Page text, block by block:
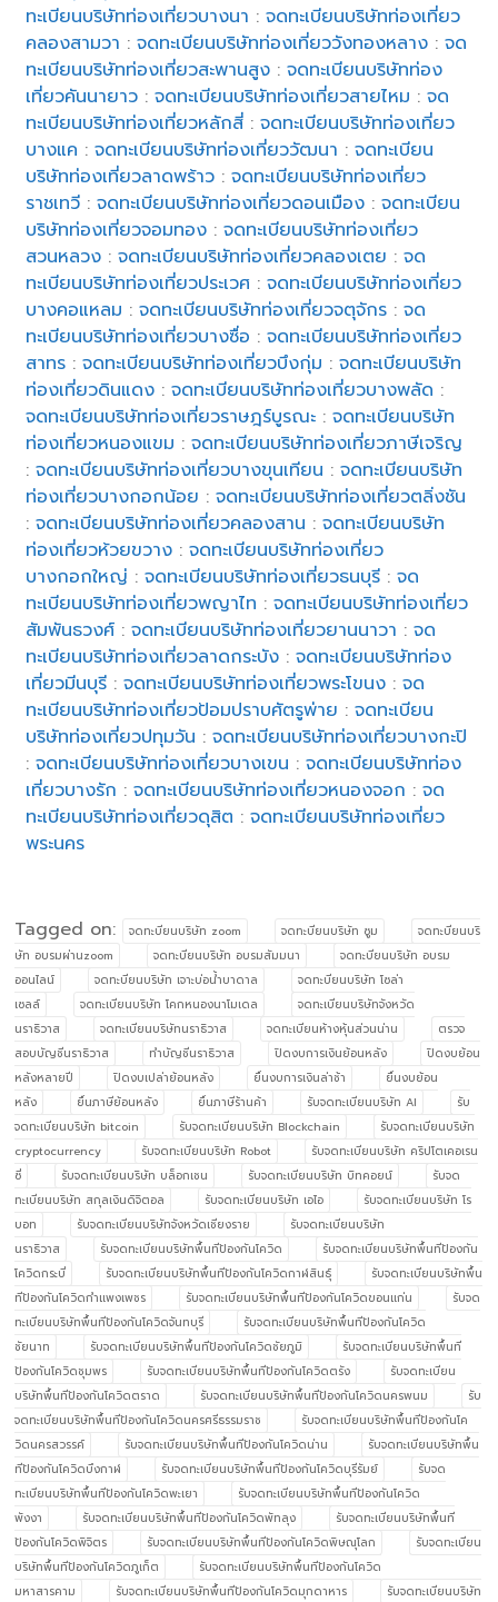
ทะเบียนบริษัทท่องเที่ยวบางนา :จดทะเบียนบริษัทท่องเที่ยว
คลองสามวา :จดทะเบียนบริษัทท่องเที่ยววังทองหลาง :จด
ทะเบียนบริษัทท่องเที่ยวสะพานสูง :จดทะเบียนบริษัทท่อง
เที่ยวคันนายาว :จดทะเบียนบริษัทท่องเที่ยวสายไหม :จด
ทะเบียนบริษัทท่องเที่ยวหลักสี่ :จดทะเบียนบริษัทท่องเที่ยว
บางแค :จดทะเบียนบริษัทท่องเที่ยววัฒนา :จดทะเบียน
บริษัทท่องเที่ยวลาดพร้าว :จดทะเบียนบริษัทท่องเที่ยว
ราชเทวี :จดทะเบียนบริษัทท่องเที่ยวดอนเมือง :จดทะเบียน
บริษัทท่องเที่ยวจอมทอง :จดทะเบียนบริษัทท่องเที่ยว
สวนหลวง :จดทะเบียนบริษัทท่องเที่ยวคลองเตย :จด
ทะเบียนบริษัทท่องเที่ยวประเวศ :จดทะเบียนบริษัทท่องเที่ยว
บางคอแหลม :จดทะเบียนบริษัทท่องเที่ยวจตุจักร :จด
ทะเบียนบริษัทท่องเที่ยวบางซื่อ :จดทะเบียนบริษัทท่องเที่ยว
สาทร :จดทะเบียนบริษัทท่องเที่ยวบึงกุ่ม :จดทะเบียนบริษัท
ท่องเที่ยวดินแดง :จดทะเบียนบริษัทท่องเที่ยวบางพลัด :
จดทะเบียนบริษัทท่องเที่ยวราษฎร์บูรณะ :จดทะเบียนบริษัท
ท่องเที่ยวหนองแขม :จดทะเบียนบริษัทท่องเที่ยวภาษีเจริญ
:จดทะเบียนบริษัทท่องเที่ยวบางขุนเทียน :จดทะเบียนบริษัท
ท่องเที่ยวบางกอกน้อย :จดทะเบียนบริษัทท่องเที่ยวตลิ่งชัน
:จดทะเบียนบริษัทท่องเที่ยวคลองสาน :จดทะเบียนบริษัท
ท่องเที่ยวห้วยขวาง :จดทะเบียนบริษัทท่องเที่ยว
บางกอกใหญ่ :จดทะเบียนบริษัทท่องเที่ยวธนบุรี :จด
ทะเบียนบริษัทท่องเที่ยวพญาไท :จดทะเบียนบริษัทท่องเที่ยว
สัมพันธวงศ์ :จดทะเบียนบริษัทท่องเที่ยวยานนาวา :จด
ทะเบียนบริษัทท่องเที่ยวลาดกระบัง :จดทะเบียนบริษัทท่อง
เที่ยวมีนบุรี :จดทะเบียนบริษัทท่องเที่ยวพระโขนง :จด
ทะเบียนบริษัทท่องเที่ยวป้อมปราบศัตรูพ่าย :จดทะเบียน
บริษัทท่องเที่ยวปทุมวัน :จดทะเบียนบริษัทท่องเที่ยวบางกะปิ
:จดทะเบียนบริษัทท่องเที่ยวบางเขน :จดทะเบียนบริษัทท่อง
เที่ยวบางรัก :จดทะเบียนบริษัทท่องเที่ยวหนองจอก :จด
ทะเบียนบริษัทท่องเที่ยวดุสิต :จดทะเบียนบริษัทท่องเที่ยว
พระนคร
Tagged on: จดทะบียนบริษัท zoom จดทะบียนบริษัท ซูม
จดทะบียนบริ
ษัท อบรมผ่านzoom
จดทะบียนบริษัท อบรมสัมมนา
จดทะบียนบริษัท อบรม
ออนไลน์
จดทะบียนบริษัท เจาะบ่อน้ำบาดาล
จดทะบียนบริษัท โซล่า
เซลล์
จดทะเบียนบริษัท โคกหนองนาโมเดล
จดทะเบียนบริษัทจังหวัด
นราธิวาส
จดทะเบียนบริษัทนราธิวาส จดทะเบียนห้างหุ้นส่วนน่าน
ตรวจ
สอบบัญชีนราธิวาส
ทำบัญชีนราธิวาส ปิดงบการเงินย้อนหลัง
ปิดงบย้อน
หลังหลายปี
ปิดงบเปล่าย้อนหลัง ยื่นงบการเงินล่าช้า
ยื่นงบย้อน
หลัง
ยื่นภาษีย้อนหลัง ยื่นภาษีร้านค้า รับจดทะเบียนบริษัท AI
รับ
จดทะเบียนบริษัท bitcoin
รับจดทะเบียนบริษัท Blockchain
รับจดทะเบียนบริษัท
cryptocurrency
รับจดทะเบียนบริษัท Robot
รับจดทะเบียนบริษัท คริปโตเคอเรน
ซี่
รับจดทะเบียนบริษัท บล็อกเชน รับจดทะเบียนบริษัท บิทคอยน์
รับจด
ทะเบียนบริษัท สกุลเงินดิจิตอล
รับจดทะเบียนบริษัท เอไอ
รับจดทะเบียนบริษัท โร
บอท
รับจดทะเบียนบริษัทจังหวัดเชียงราย
รับจดทะเบียนบริษัท
นราธิวาส
รับจดทะเบียนบริษัทพื้นทีป้องกันโควิด
รับจดทะเบียนบริษัทพื้นทีป้องกัน
โควิดกระบี่
รับจดทะเบียนบริษัทพื้นทีป้องกันโควิดกาฬสินธุ์
รับจดทะเบียนบริษัทพื้น
ทีป้องกันโควิดกำแพงเพชร
รับจดทะเบียนบริษัทพื้นทีป้องกันโควิดขอนแก่น
รับจด
ทะเบียนบริษัทพื้นทีป้องกันโควิดจันทบุรี
รับจดทะเบียนบริษัทพื้นทีป้องกันโควิด
ชัยนาท
รับจดทะเบียนบริษัทพื้นทีป้องกันโควิดชัยภูมิ
รับจดทะเบียนบริษัทพื้นที
ป้องกันโควิดชุมพร
รับจดทะเบียนบริษัทพื้นทีป้องกันโควิดตรัง
รับจดทะเบียน
บริษัทพื้นทีป้องกันโควิดตราด
รับจดทะเบียนบริษัทพื้นทีป้องกันโควิดนครพนม
รับ
จดทะเบียนบริษัทพื้นทีป้องกันโควิดนครศรีธรรมราช
รับจดทะเบียนบริษัทพื้นทีป้องกันโค
วิดนครสวรรค์
รับจดทะเบียนบริษัทพื้นทีป้องกันโควิดน่าน
รับจดทะเบียนบริษัทพื้น
ทีป้องกันโควิดบึงกาฬ
รับจดทะเบียนบริษัทพื้นทีป้องกันโควิดบุรีรัมย์
รับจด
ทะเบียนบริษัทพื้นทีป้องกันโควิดพะเยา
รับจดทะเบียนบริษัทพื้นทีป้องกันโควิด
พังงา
รับจดทะเบียนบริษัทพื้นทีป้องกันโควิดพัทลุง
รับจดทะเบียนบริษัทพื้นที
ป้องกันโควิดพิจิตร
รับจดทะเบียนบริษัทพื้นทีป้องกันโควิดพิษณุโลก
รับจดทะเบียน
บริษัทพื้นทีป้องกันโควิดภูเก็ต
รับจดทะเบียนบริษัทพื้นทีป้องกันโควิด
มหาสารคาม
รับจดทะเบียนบริษัทพื้นทีป้องกันโควิดมุกดาหาร
รับจดทะเบียนบริษัท